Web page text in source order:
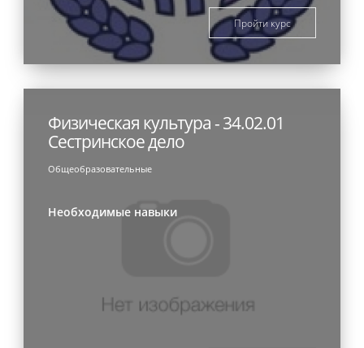
Пройти курс
Физическая культура - 34.02.01
Сестринское дело
Общеобразовательные
Необходимые навыки